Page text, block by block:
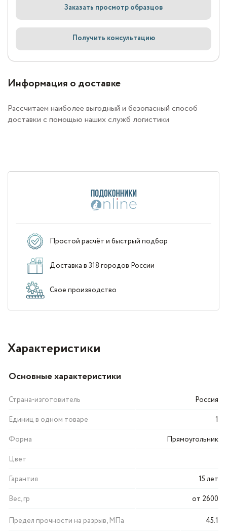
Заказать просмотр образцов
Получить консультацию
Информация о доставке
Рассчитаем наиболее выгодный и безопасный способ
доставки с помощью наших служб логистики
Простой расчёт и быстрый подбор
Доставка в 318 городов России
Свое производство
Характеристики
Основные характеристики
Страна-изготовитель
Россия
Единиц в одном товаре
1
Форма
Прямоугольник
Цвет
Гарантия
15 лет
Вес, гр
от 2600
Предел прочности на разрыв, МПа
45.1